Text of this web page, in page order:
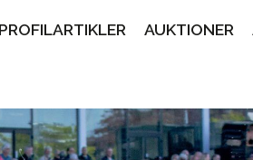
PROFILARTIKLER AUKTIONER